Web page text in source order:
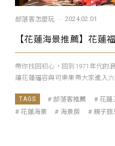
部落客怎麼玩 2024.02.01
帶你找回初心，回到1971年代的
讓花蓮福容與可樂果帶大家進入
部落客推薦 花蓮
花蓮海景
海景房 親子旅